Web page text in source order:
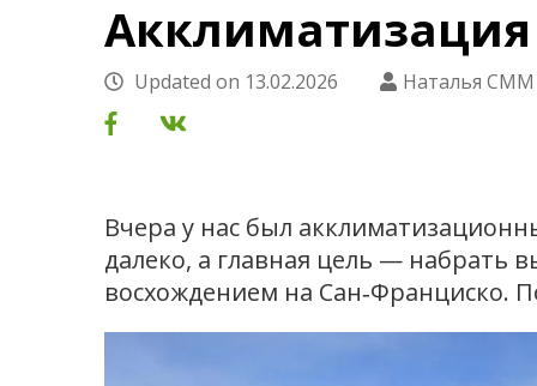
Акклиматизация
Updated on 13.02.2026 Наталья СММ
Вчера у нас был
далеко, а главная цель — набрать
восхождением на Сан‑Франциско.